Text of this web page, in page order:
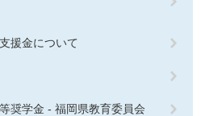
援金について
奨学金 - 福岡県教育委員会